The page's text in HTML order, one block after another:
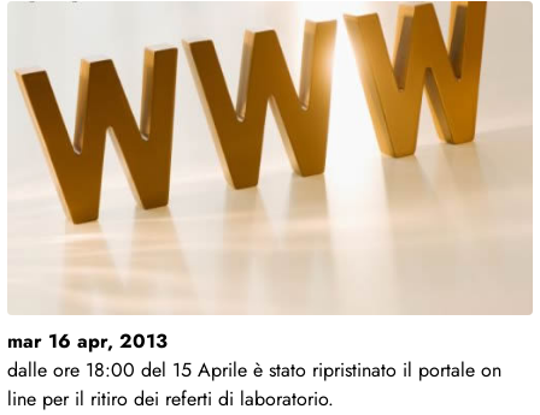
mar 16 apr, 2013
dalle ore 18:00 del 15 Aprile è stato ripristinato il portale on
line per il ritiro dei referti di laboratorio.